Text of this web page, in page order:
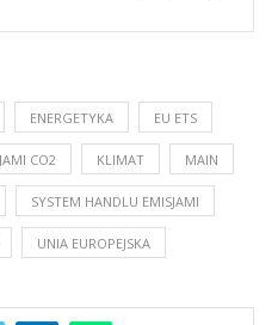
ENERGETYKA EU ETS
CO2 KLIMAT MAIN
SYSTEM HANDLU EMISJAMI
UNIA EUROPEJSKA